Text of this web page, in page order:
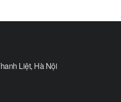
Liệt, Hà Nội